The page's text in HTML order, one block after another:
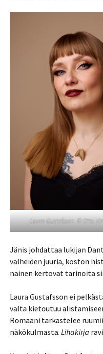
Laura Gustafsson. © Otto
Jänis johdattaa lukijan
valheiden juuria, koston
nainen kertovat tarinoita
Laura Gustafsson ei
valta kietoutuu
Romaani tarkastelee
näkökulmasta. Lihakirja